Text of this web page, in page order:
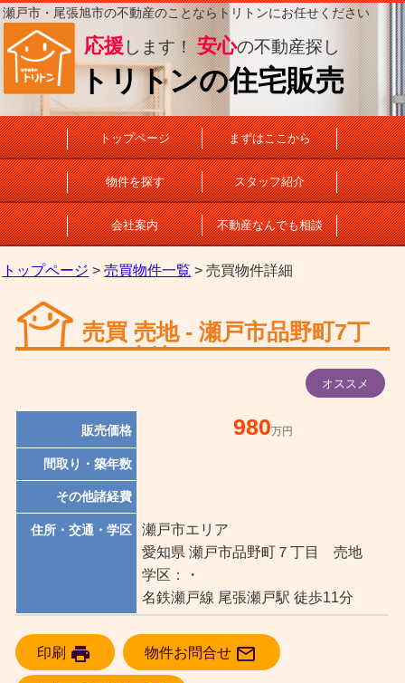
瀬戸市・尾張旭市の不動産のことならトリトンにお任せください
応援 します！安心の不動産探し
トリトンの住宅販売
トップページ まずはここから
物件を探す スタッフ紹介
会社案内 不動産なんでも相談
トップページ >売買物件一覧 > 売買物件詳細
売買 売地 - 瀬戸市品野町7丁
目 売地
オススメ
販売価格 980万円
間取り・築年数
その他諸経費
住所・交通・学区
瀬戸市エリア
愛知県 瀬戸市品野町７丁目 売地
学区：・
名鉄瀬戸線 尾張瀬戸駅 徒歩11分
印刷 print 物件お問合せ 